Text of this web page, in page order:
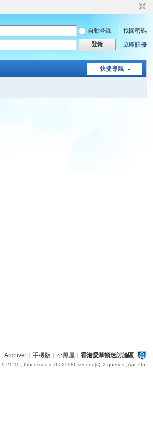
自動登錄
找回密碼
登錄 立即註冊
快捷導航
Archiver 手機版 小黑屋 香港愛華頓迷討論區
9 21:11 , Processed in 0.025986 second(s), 2 queries , Apc On.